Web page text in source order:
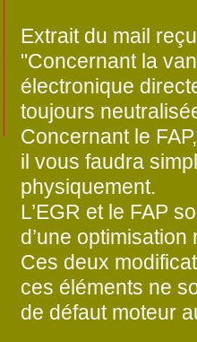
Extrait du mail
"Concernant la
électronique
toujours
Concernant le
il vous faudra
physiquement.
L’EGR et le FAP
d’une
Ces deux
ces éléments ne
de défaut moteur